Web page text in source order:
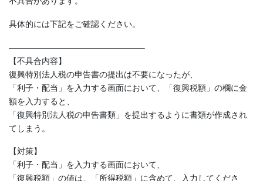
具体的には下記をご確認ください。
————————————————–
【不具合内容】
復興特別法人税の申告書の提出は不要になったが、
「利子・配当」を入力する画面において、「復興税額」の欄に金
額を入力すると、
「復興特別法人税の申告書類」を提出するように書類が作成され
てしまう。
【対策】
「利子・配当」を入力する画面において、
「復興税額」の値は、「所得税額」に含めて、入力してくださ